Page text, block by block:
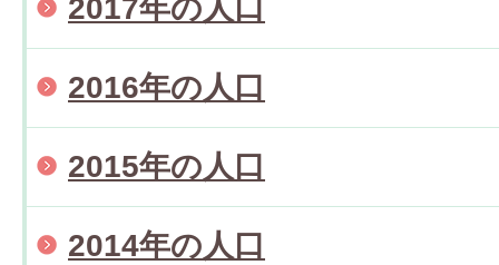
2017年の人口
2016年の人口
2015年の人口
2014年の人口